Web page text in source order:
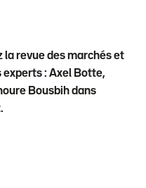
la revue des marchés et
experts : Axel Botte,
Bousbih dans